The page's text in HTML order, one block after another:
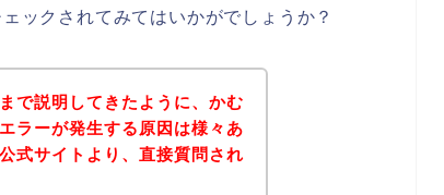
ックされてみてはいかがでしょうか？
で説明してきたように、かむ
ラーが発生する原因は様々あ
式サイトより、直接質問され